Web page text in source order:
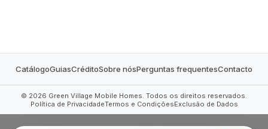
CatálogoGuiasCréditoSobre nósPerguntas frequentesContacto
© 2026 Green Village Mobile Homes. Todos os direitos reservados.
Política de PrivacidadeTermos e CondiçõesExclusão de Dados